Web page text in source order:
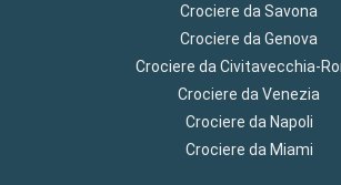
Crociere da Savona
Crociere da Genova
Crociere da Civitavecchia-
Crociere da Venezia
Crociere da Napoli
Crociere da Miami